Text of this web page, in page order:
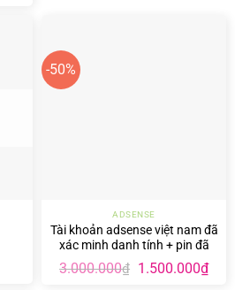
-50%
ADSENSE
Tài khoản adsense việt nam đã
xác minh danh tính + pin đã
tách kênh youtube, có nút add
web
3.000.000₫ Giá
1.500.000₫Giá
hiện